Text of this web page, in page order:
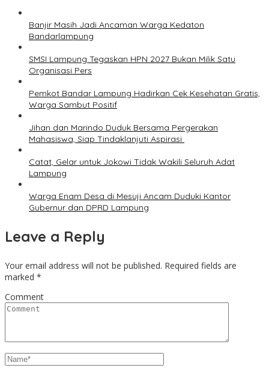
Banjir Masih Jadi Ancaman Warga Kedaton
Bandarlampung
SMSI Lampung Tegaskan HPN 2027 Bukan Milik Satu
Organisasi Pers
Pemkot Bandar Lampung Hadirkan Cek Kesehatan Gratis,
Warga Sambut Positif
Jihan dan Marindo Duduk Bersama Pergerakan
Mahasiswa, Siap Tindaklanjuti Aspirasi
Catat, Gelar untuk Jokowi Tidak Wakili Seluruh Adat
Lampung
Warga Enam Desa di Mesuji Ancam Duduki Kantor
Gubernur dan DPRD Lampung
Leave a Reply
Your email address will not be published. Required fields are
marked *
Comment